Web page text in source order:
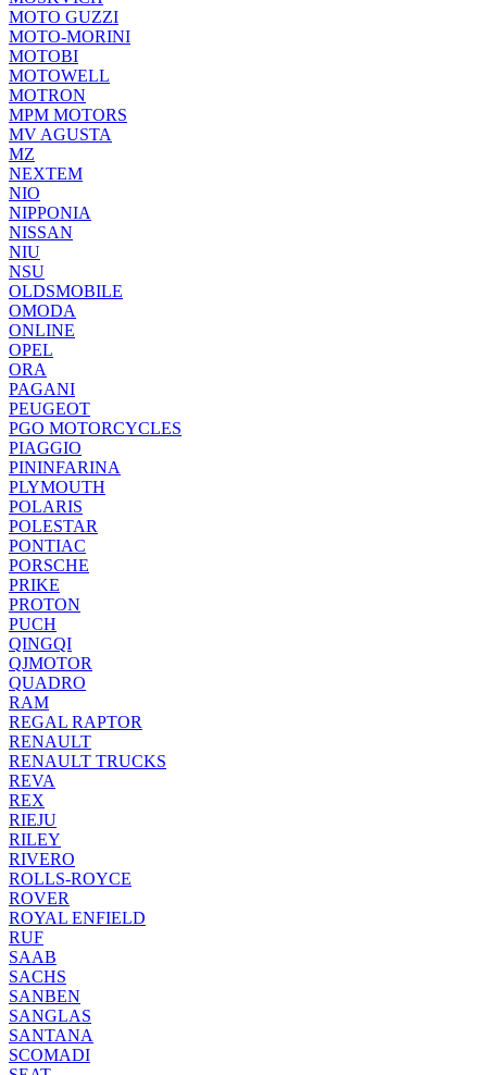
MOTO GUZZI
MOTO-MORINI
MOTOBI
MOTOWELL
MOTRON
MPM MOTORS
MV AGUSTA
MZ
NEXTEM
NIO
NIPPONIA
NISSAN
NIU
NSU
OLDSMOBILE
OMODA
ONLINE
OPEL
ORA
PAGANI
PEUGEOT
PGO MOTORCYCLES
PIAGGIO
PININFARINA
PLYMOUTH
POLARIS
POLESTAR
PONTIAC
PORSCHE
PRIKE
PROTON
PUCH
QINGQI
QJMOTOR
QUADRO
RAM
REGAL RAPTOR
RENAULT
RENAULT TRUCKS
REVA
REX
RIEJU
RILEY
RIVERO
ROLLS-ROYCE
ROVER
ROYAL ENFIELD
RUF
SAAB
SACHS
SANBEN
SANGLAS
SANTANA
SCOMADI